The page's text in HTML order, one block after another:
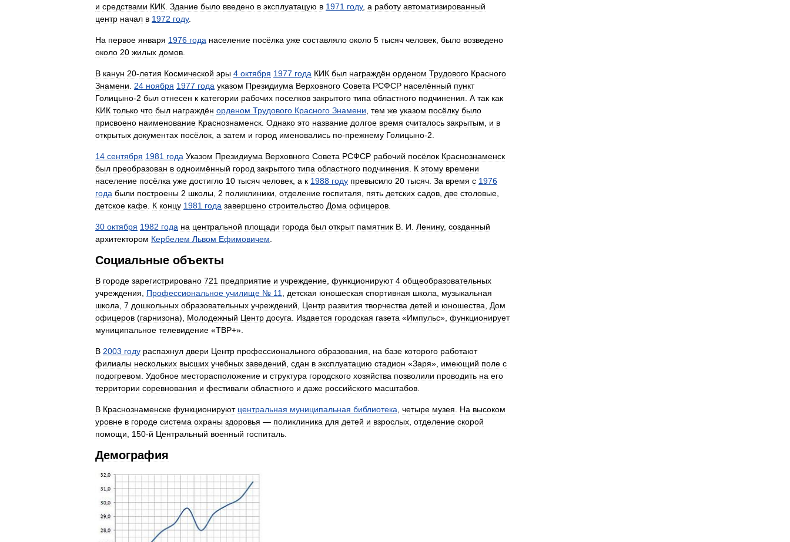
и средствами КИК Здание было введено в эксплуатацую в 1971 году, а работу автоматизированный
центр начал в 1972 году.
На первое января 1976 года население посёлка уже составляло около 5 тысяч человек было возведено
около 20 жилых домов
В канун 20-летия Космической эры 4 октября 1977 года КИК был награждён орденом Трудового Красного
Знамени
24 ноября 1977 года указом Президиума Верховного Совета РСФСР населённый пункт
Голицыно-2 был отнесен к категории рабочих поселков закрытого типа областного подчинения А так как
КИК только что был награждён орденом Трудового Красного Знамени тем же указом посёлку было
присвоено наименование Краснознаменск Однако это название долгое время считалось закрытым и в
открытых документах посёлок а затем и город именовались по-прежнему Голицыно-2
14 сентября 1981 года Указом Президиума Верховного Совета РСФСР рабочий посёлок Краснознаменск
был преобразован в одноимённый город закрытого типа областного подчинения К этому времени
население посёлка уже достигло 10 тысяч человек а к 1988 году превысило 20 тысяч За время с 1976
года были построены 2 школы 2 поликлиники отделение госпиталя пять детских садов две столовые
детское кафе К концу 1981 года завершено строительство Дома офицеров
30 октября 1982 года на центральной площади города был открыт памятник В И Ленину, созданный
архитектором Кербелем Львом Ефимовичем
Социальные объекты
В городе зарегистрировано 721 предприятие и учреждение функционируют 4 общеобразовательных
учреждения
Профессиональное училище № 11 детская юношеская спортивная школа
музыкальная
школа 7 дошкольных образовательных учреждений Центр развития творчества детей и юношества
Дом
офицеров (гарнизона), Молодежный Центр досуга Издается городская газета «Импульс», функционирует
муниципальное телевидение «ТВР+».
В 2003 году распахнул двери Центр профессионального образования на базе которого работают
филиалы нескольких высших учебных заведений сдан в эксплуатацию стадион «Заря», имеющий поле с
подогревом Удобное месторасположение и структура городского хозяйства позволили проводить на его
территории соревнования и фестивали областного и даже российского масштабов
В Краснознаменске функционируют центральная муниципальная библиотека четыре музея На высоком
уровне в городе система охраны здоровья — поликлиника для детей и взрослых отделение скорой
помощи
150-й Центральный военный госпиталь
Демография